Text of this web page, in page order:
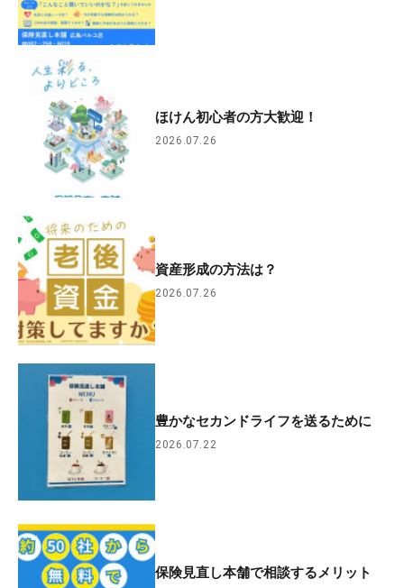
ほけん初心者の方大歓迎！
2026.07.26
資産形成の方法は？
2026.07.26
豊かなセカンドライフを送るために
2026.07.22
保険見直し本舗で相談するメリット